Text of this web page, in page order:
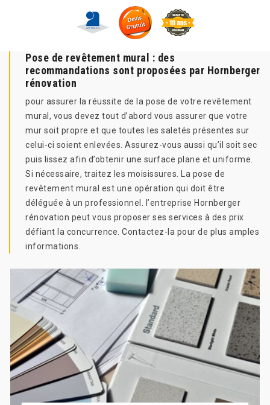
Pose de revêtement mural : des
recommandations sont proposées par Hornberger
rénovation
pour assurer la réussite de la pose de votre revêtement
mural, vous devez tout d’abord vous assurer que votre
mur soit propre et que toutes les saletés présentes sur
celui-ci soient enlevées. Assurez-vous aussi qu’il soit sec
puis lissez afin d’obtenir une surface plane et uniforme.
Si nécessaire, traitez les moisissures. La pose de
revêtement mural est une opération qui doit être
déléguée à un professionnel. l’entreprise Hornberger
rénovation peut vous proposer ses services à des prix
défiant la concurrence. Contactez-la pour de plus amples
informations.